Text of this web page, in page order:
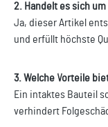
2. Handelt es sich
Ja, dieser Artikel
und erfüllt höchste
3. Welche Vorteile
Ein intaktes Bauteil
verhindert